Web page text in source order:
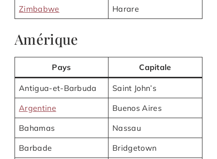
Zimbabwe Harare
Amérique
Pays Capitale
Antigua-et-Barbuda Saint John’s
Argentine Buenos Aires
Bahamas Nassau
Barbade Bridgetown